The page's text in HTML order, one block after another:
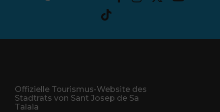
Offizielle Tourismus-Website des
Stadtrats von Sant Josep de Sa
Talaia